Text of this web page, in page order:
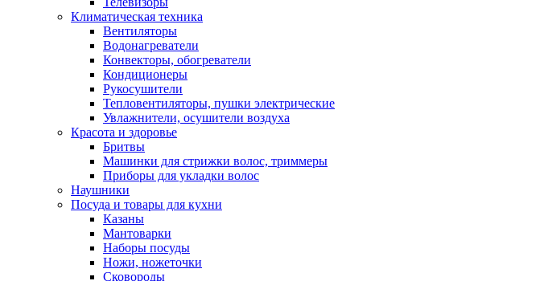
Климатическая техника
Вентиляторы
Водонагреватели
Конвекторы, обогреватели
Кондиционеры
Рукосушители
Тепловентиляторы, пушки электрические
Увлажнители, осушители воздуха
Красота и здоровье
Бритвы
Машинки для стрижки волос, триммеры
Приборы для укладки волос
Наушники
Посуда и товары для кухни
Казаны
Мантоварки
Наборы посуды
Ножи, ножеточки
Сковороды